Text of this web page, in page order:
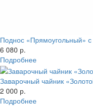
Поднос «Прямоугольный»
6 080 р.
Подробнее
Заварочный чайник
2 000 р.
Подробнее